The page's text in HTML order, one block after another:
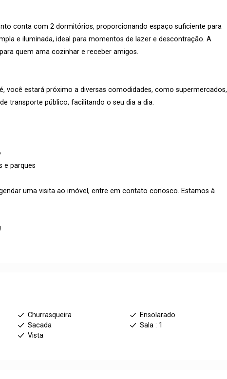
conta com 2 dormitórios, proporcionando espaço suficiente para
e iluminada, ideal para momentos de lazer e descontração. A
quem ama cozinhar e receber amigos.
você estará próximo a diversas comodidades, como supermercados,
transporte público, facilitando o seu dia a dia.
e parques
uma visita ao imóvel, entre em contato conosco. Estamos à
Churrasqueira
Ensolarado
Sacada
Sala : 1
Vista